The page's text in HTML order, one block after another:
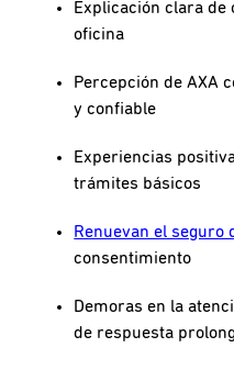
Explicación clara de
oficina
Percepción de AXA
y confiable
Experiencias
trámites básicos
Renuevan el seguro
consentimiento
Demoras en la
de respuesta